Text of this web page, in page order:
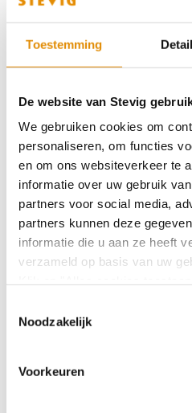
Toestemming
De website van Stevig
We gebruiken cookies om
personaliseren, om functies
en om ons websiteverkeer te
informatie over uw gebruik
partners voor social media,
partners kunnen deze
informatie die u aan ze heeft
verzameld op basis van uw
Op onze privacypagina kunt u
cookies en via de cookie-
onze website kan je je
wijzigen.
Noodzakelijk
Voorkeuren
Inge en Ilse gaan voor
Corina.
Tip
Ze hebben ook nog wat tips
met een licht verstandelijke
bijbrengen over gezond
kan én begin met kleine